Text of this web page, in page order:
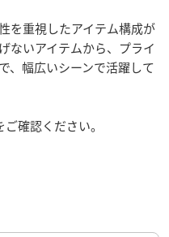
を重視したアイテム構成が
ないアイテムから、プライ
、幅広いシーンで活躍して
ご確認ください。